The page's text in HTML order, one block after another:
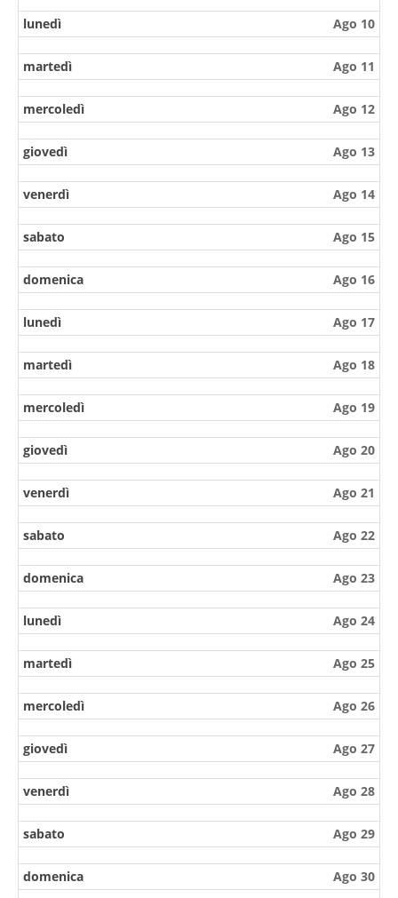
lunedì Ago 10
martedì Ago 11
mercoledì Ago 12
giovedì Ago 13
venerdì Ago 14
sabato Ago 15
domenica Ago 16
lunedì Ago 17
martedì Ago 18
mercoledì Ago 19
giovedì Ago 20
venerdì Ago 21
sabato Ago 22
domenica Ago 23
lunedì Ago 24
martedì Ago 25
mercoledì Ago 26
giovedì Ago 27
venerdì Ago 28
sabato Ago 29
domenica Ago 30